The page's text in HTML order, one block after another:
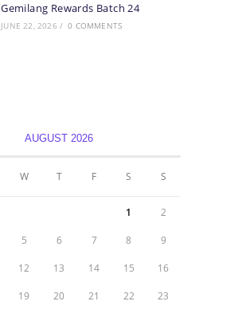
Gemilang Rewards Batch 24
JUNE 22, 2026 / 0 COMMENTS
AUGUST 2026
W T F S S
1 2
5 6 7 8 9
12 13 14 15 16
19 20 21 22 23